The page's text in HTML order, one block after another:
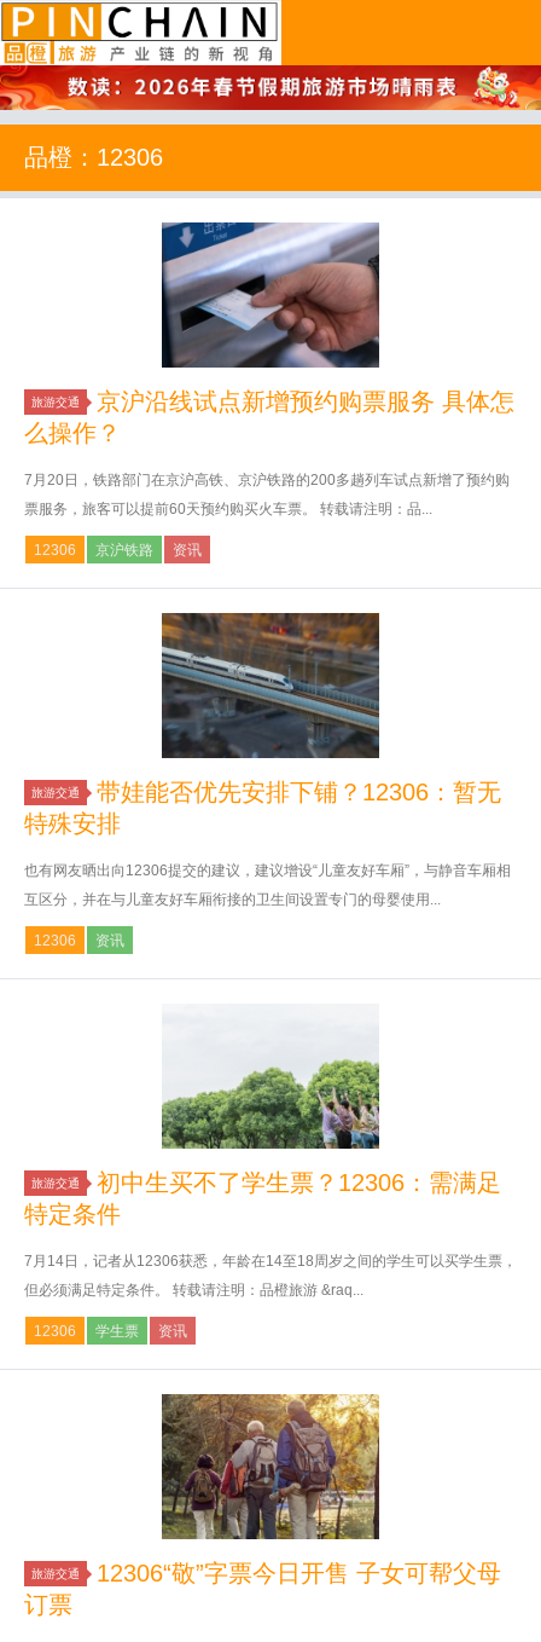
品橙旅游
品橙：12306
旅游交通
京沪沿线试点新增预约购票服务 具体怎
么操作？
7月20日，铁路部门在京沪高铁、京沪铁路的200多趟列车试点新增了预约购
票服务，旅客可以提前60天预约购买火车票。 转载请注明：品...
12306 京沪铁路 资讯
旅游交通
带娃能否优先安排下铺？12306：暂无
特殊安排
也有网友晒出向12306提交的建议，建议增设“儿童友好车厢”，与静音车厢相
互区分，并在与儿童友好车厢衔接的卫生间设置专门的母婴使用...
12306 资讯
旅游交通
初中生买不了学生票？12306：需满足
特定条件
7月14日，记者从12306获悉，年龄在14至18周岁之间的学生可以买学生票，
但必须满足特定条件。 转载请注明：品橙旅游 &raq...
12306 学生票 资讯
旅游交通
12306“敬”字票今日开售 子女可帮父母
订票